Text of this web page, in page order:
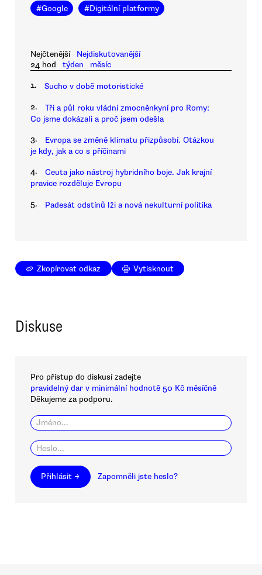
#Google #Digitální platformy
Nejčtenější
Nejdiskutovanější
24 hod
týden měsíc
1. Sucho v době motoristické
2.
Tři a půl roku vládní zmocněnkyní pro Romy:
Co jsme dokázali a proč jsem odešla
3.
Evropa se změně klimatu přizpůsobí. Otázkou
je kdy, jak a co s příčinami
4.
Ceuta jako nástroj hybridního boje. Jak krajní
pravice rozděluje Evropu
5. Padesát odstínů lži a nová nekulturní politika
Zkopírovat odkaz Vytisknout
Diskuse
Pro přístup do diskusí zadejte
pravidelný dar v minimální hodnotě 50 Kč měsíčně
Děkujeme za podporu.
Přihlásit → Zapomněli jste heslo?